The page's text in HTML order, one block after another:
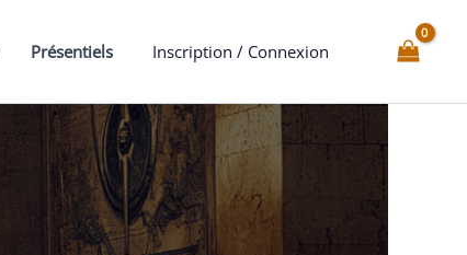
Présentiels Inscription / Connexion